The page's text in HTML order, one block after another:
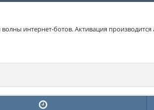
интернет-ботов. Активация